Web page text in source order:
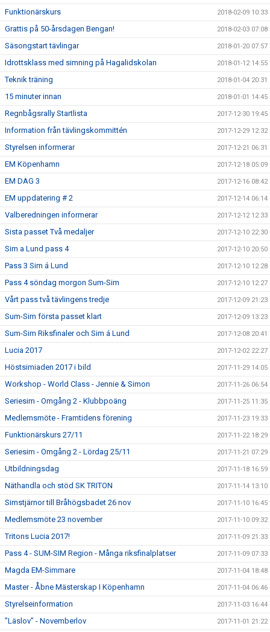
Funktionärskurs 2018-02-09 10:33
Grattis på 50-årsdagen Bengan! 2018-02-03 07:08
Säsongstart tävlingar 2018-01-20 07:57
Idrottsklass med simning på Hagalidskolan 2018-01-12 14:55
Teknik träning 2018-01-04 20:31
15 minuter innan 2018-01-01 14:45
Regnbågsrally Startlista 2017-12-30 19:45
Information från tävlingskommittén 2017-12-29 12:32
Styrelsen informerar 2017-12-21 06:31
EM Köpenhamn 2017-12-18 05:09
EM DAG 3 2017-12-16 08:42
EM uppdatering # 2 2017-12-14 06:14
Valberedningen informerar 2017-12-12 12:33
Sista passet Två medaljer 2017-12-10 22:30
Sim a Lund pass 4 2017-12-10 20:50
Pass 3 Sim á Lund 2017-12-10 12:28
Pass 4 söndag morgon Sum-Sim 2017-12-10 12:27
Vårt pass två tävlingens tredje 2017-12-09 21:23
Sum-Sim första passet klart 2017-12-09 13:23
Sum-Sim Riksfinaler och Sim á Lund 2017-12-08 20:41
Lucia 2017 2017-12-02 22:27
Höstsimiaden 2017 i bild 2017-11-29 14:05
Workshop - World Class - Jennie & Simon 2017-11-26 06:54
Seriesim - Omgång 2 - Klubbpoäng 2017-11-25 11:35
Medlemsmöte - Framtidens förening 2017-11-23 19:33
Funktionärskurs 27/11 2017-11-22 18:29
Seriesim - Omgång 2 - Lördag 25/11 2017-11-21 07:29
Utbildningsdag 2017-11-18 16:59
Näthandla och stöd SK TRITON 2017-11-14 13:10
Simstjärnor till Bråhögsbadet 26 nov 2017-11-10 16:45
Medlemsmöte 23 november 2017-11-10 09:32
Tritons Lucia 2017! 2017-11-09 21:33
Pass 4 - SUM-SIM Region - Många riksfinalplatser 2017-11-09 07:33
Magda EM-Simmare 2017-11-04 18:48
Master - Åbne Mästerskap I Köpenhamn 2017-11-04 06:46
Styrelseinformation 2017-11-03 16:44
”Läslov” - Novemberlov 2017-11-01 21:22